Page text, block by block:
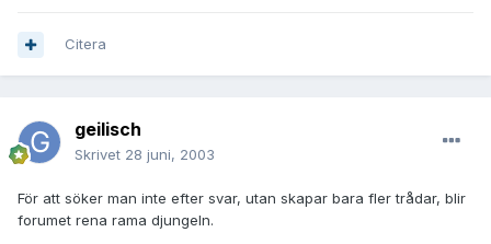
Citera
geilisch
Skrivet 28 juni, 2003
För att söker man inte efter svar, utan skapar bara fler trådar, blir
forumet rena rama djungeln.